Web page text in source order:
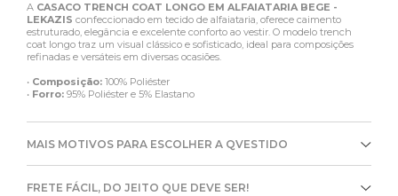
A CASACO TRENCH COAT LONGO EM ALFAIATARIA BEGE -
LEKAZIS confeccionado em tecido de alfaiataria, oferece caimento
estruturado, elegância e excelente conforto ao vestir. O modelo trench
coat longo traz um visual clássico e sofisticado, ideal para composições
refinadas e versáteis em diversas ocasiões.
• Composição: 100% Poliéster
• Forro: 95% Poliéster e 5% Elastano
MAIS MOTIVOS PARA ESCOLHER A QVESTIDO
FRETE FÁCIL, DO JEITO QUE DEVE SER!